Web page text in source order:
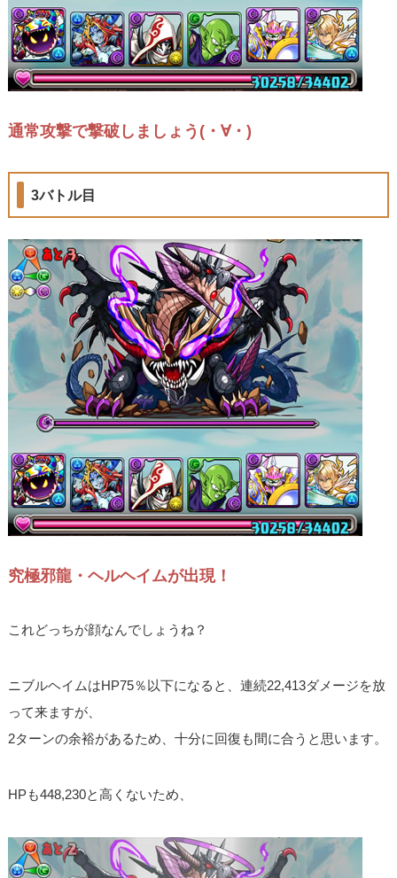
通常攻撃で撃破しましょう(・∀・)
3バトル目
究極邪龍・ヘルヘイムが出現！
これどっちが顔なんでしょうね？
ニブルヘイムはHP75％以下になると、連続22,413ダメージを放
って来ますが、
2ターンの余裕があるため、十分に回復も間に合うと思います。
HPも448,230と高くないため、